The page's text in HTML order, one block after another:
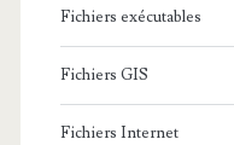
Fichiers exécutables
Fichiers GIS
Fichiers Internet